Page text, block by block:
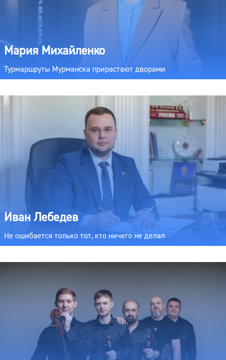
Мария Михайленко
Турмаршруты Мурманска прирастают дворами
Иван Лебедев
Не ошибается только тот, кто ничего не делал